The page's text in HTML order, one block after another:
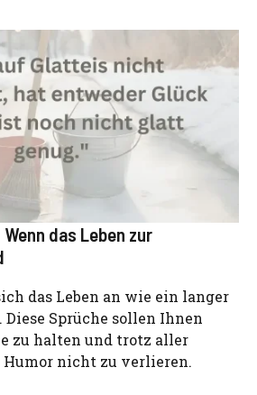
das Leben zur
das Leben an wie ein langer
Diese Sprüche sollen Ihnen
zu halten und trotz aller
Humor nicht zu verlieren.